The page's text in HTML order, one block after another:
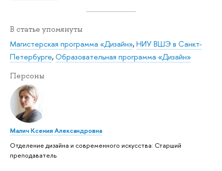
В статье упомянуты
Магистерская программа «Дизайн»,НИУ ВШЭ в Санкт-
Петербурге,Образовательная программа «Дизайн»
Персоны
Малич Ксения Александровна
Отделение дизайна и современного искусства: Старший
преподаватель